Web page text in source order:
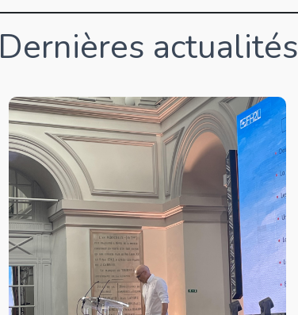
Dernières actualités